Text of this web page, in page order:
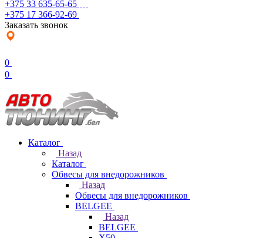
+375 33 635-65-65
+375 17 366-92-69
Заказать звонок
0
0
Каталог
Назад
Каталог
Обвесы для внедорожников
Назад
Обвесы для внедорожников
BELGEE
Назад
BELGEE